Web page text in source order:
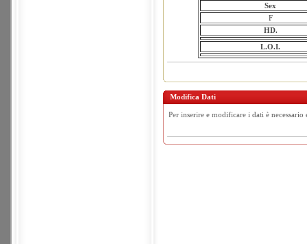
Sex
F
HD.
L.O.I.
Modifica Dati
Per inserire e modificare i dati è necessario